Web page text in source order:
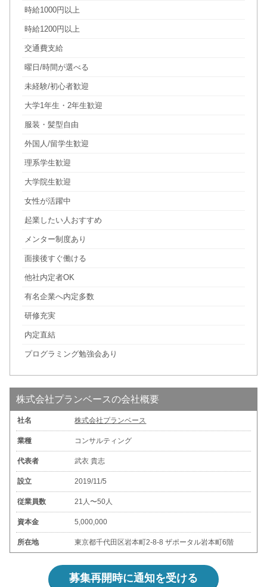
時給1000円以上
時給1200円以上
交通費支給
曜日/時間が選べる
未経験/初心者歓迎
大学1年生・2年生歓迎
服装・髪型自由
外国人/留学生歓迎
理系学生歓迎
大学院生歓迎
女性が活躍中
起業したい人おすすめ
メンター制度あり
面接後すぐ働ける
他社内定者OK
有名企業へ内定多数
研修充実
内定直結
プログラミング勉強会あり
株式会社プランベースの会社概要
社名 株式会社プランベース
業種 コンサルティング
代表者 武衣 貴志
設立 2019/11/5
従業員数 21人〜50人
資本金 5,000,000
所在地 東京都千代田区岩本町2-8-8 ザポータル岩本町6階
募集再開時に通知を受ける